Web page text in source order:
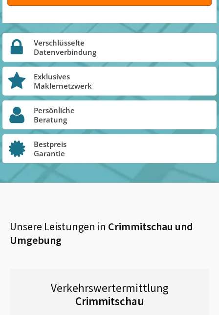
Verschlüsselte
Datenverbindung
Exklusives
Maklernetzwerk
Persönliche
Beratung
Bestpreis
Garantie
Unsere Leistungen in Crimmitschau und
Umgebung
Verkehrswertermittlung
Crimmitschau